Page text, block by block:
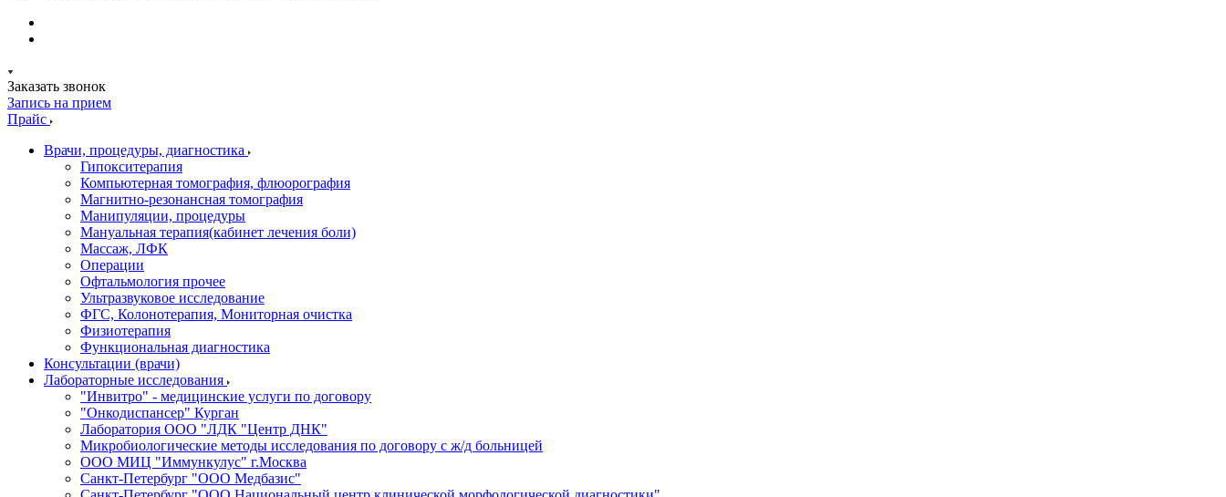
Заказать звонок
Запись на прием
Прайс
Врачи, процедуры, диагностика
Гипокситерапия
Компьютерная томография, флюорография
Магнитно-резонансная томография
Манипуляции, процедуры
Мануальная терапия(кабинет лечения боли)
Массаж, ЛФК
Операции
Офтальмология прочее
Ультразвуковое исследование
ФГС, Колонотерапия, Мониторная очистка
Физиотерапия
Функциональная диагностика
Консультации (врачи)
Лабораторные исследования
"Инвитро" - медицинские услуги по договору
"Онкодиспансер" Курган
Лаборатория ООО "ЛДК "Центр ДНК"
Микробиологические методы исследования по договору с ж/д больницей
ООО МИЦ "Иммункулус" г.Москва
Санкт-Петербург "ООО Медбазис"